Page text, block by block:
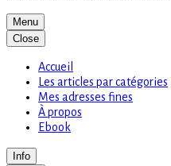
Menu
Close
Accueil
Les articles par catégories
Mes adresses fines
À propos
Ebook
Info